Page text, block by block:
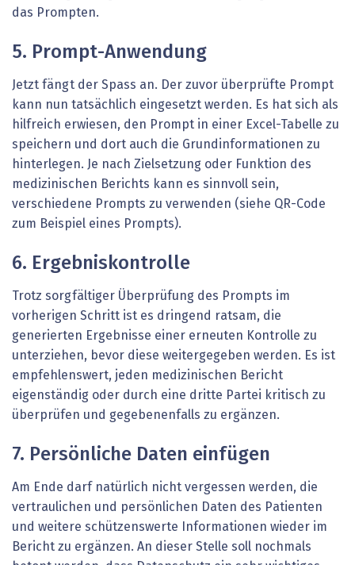
das Prompten.
5. Prompt-Anwendung
Jetzt fängt der Spass an. Der zuvor überprüfte Prompt
kann nun tatsächlich eingesetzt werden. Es hat sich als
hilfreich erwiesen, den Prompt in einer Excel-Tabelle zu
speichern und dort auch die Grundinformationen zu
hinterlegen. Je nach Zielsetzung oder Funktion des
medizinischen Berichts kann es sinnvoll sein,
verschiedene Prompts zu verwenden (siehe QR-Code
zum Beispiel eines Prompts).
6. Ergebniskontrolle
Trotz sorgfältiger Überprüfung des Prompts im
vorherigen Schritt ist es dringend ratsam, die
generierten Ergebnisse einer erneuten Kontrolle zu
unterziehen, bevor diese weitergegeben werden. Es ist
empfehlenswert, jeden medizinischen Bericht
eigenständig oder durch eine dritte Partei kritisch zu
überprüfen und gegebenenfalls zu ergänzen.
7. Persönliche Daten einfügen
Am Ende darf natürlich nicht vergessen werden, die
vertraulichen und persönlichen Daten des Patienten
und weitere schützenswerte Informationen wieder im
Bericht zu ergänzen. An dieser Stelle soll nochmals